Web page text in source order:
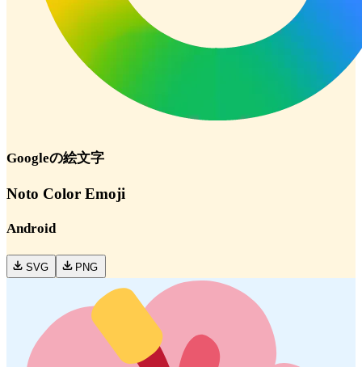
Googleの絵文字
Noto Color Emoji
Android
SVG PNG